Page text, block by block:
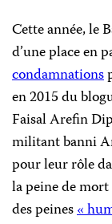
Cette année, le
d’une place en
condamnations
en 2015 du
Faisal Arefin
militant banni
pour leur rôle
la peine de
des peines«